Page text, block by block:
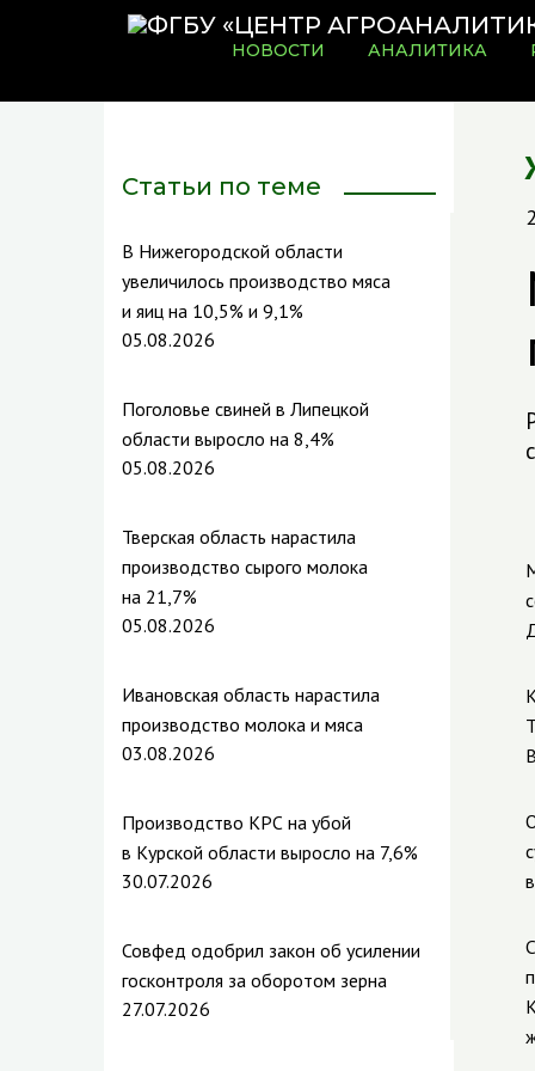
НОВОСТИ АНАЛИТИКА
Статьи по теме
В Нижегородской области
увеличилось производство мяса
и яиц на 10,5% и 9,1%
05.08.2026
Поголовье свиней в Липецкой
области выросло на 8,4%
05.08.2026
Тверская область нарастила
производство сырого молока
на 21,7%
05.08.2026
Ивановская область нарастила
производство молока и мяса
03.08.2026
Производство КРС на убой
в Курской области выросло на 7,6%
30.07.2026
Совфед одобрил закон об усилении
госконтроля за оборотом зерна
27.07.2026